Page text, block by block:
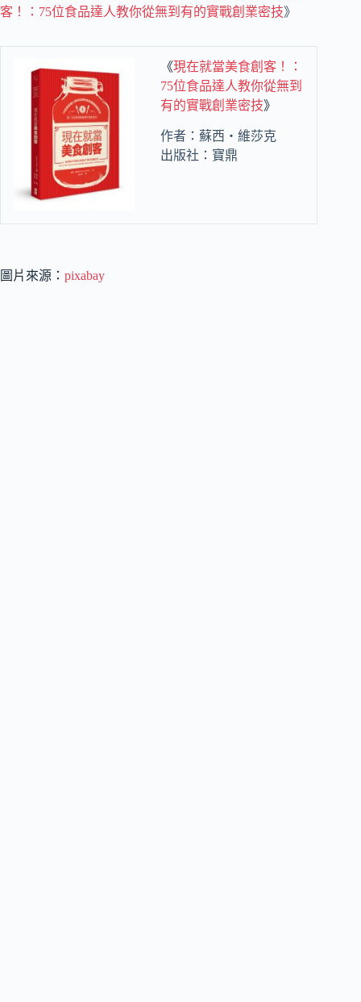
客！：75位食品達人教你從無到有的實戰創業密技》
《現在就當美食創客！：
75位食品達人教你從無到
有的實戰創業密技》
作者：蘇西‧維莎克
出版社：寶鼎
圖片來源： pixabay